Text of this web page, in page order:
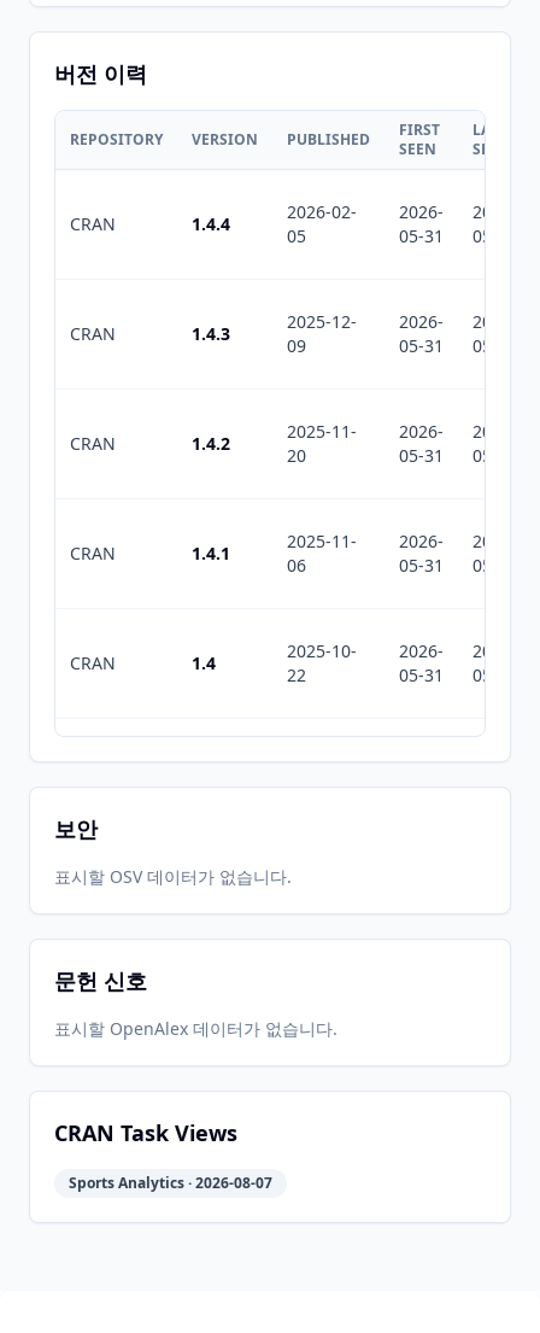
버전 이력
REPOSITORY VERSION PUBLISHED
FIRST
SEEN
LAST
SEEN
CRAN 1.4.4
2026-02-
05
2026-
05-31
2026-
05-31
CRAN 1.4.3
2025-12-
09
2026-
05-31
2026-
05-31
CRAN 1.4.2
2025-11-
20
2026-
05-31
2026-
05-31
CRAN 1.4.1
2025-11-
06
2026-
05-31
2026-
05-31
CRAN 1.4
2025-10-
22
2026-
05-31
2026-
05-31
2025-02-
14
2026-
05-31
2026-
05-31
CRAN 1.3.3
CRAN
2023-11-
2026-
2026-
26
05-31
05-31
보안
표시할 OSV 데이터가 없습니다.
문헌 신호
표시할 OpenAlex 데이터가 없습니다.
CRAN Task Views
Sports Analytics · 2026-08-07